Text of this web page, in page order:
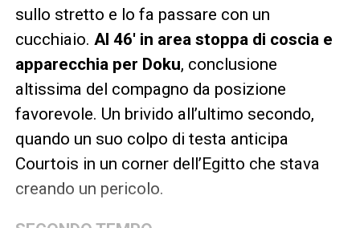
sullo stretto e lo fa passare con un
cucchiaio. Al 46′ in area stoppa di coscia e
apparecchia per Doku, conclusione
altissima del compagno da posizione
favorevole. Un brivido all’ultimo secondo,
quando un suo colpo di testa anticipa
Courtois in un corner dell’Egitto che stava
creando un pericolo.